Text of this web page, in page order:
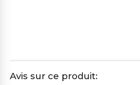
Avis sur ce produit: